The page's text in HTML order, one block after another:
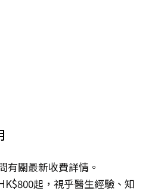
有關最新收費詳情。
起，視乎醫生經驗、知